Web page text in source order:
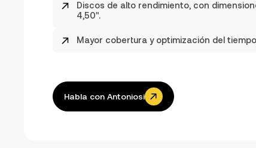
Discos de alto rendimiento, con
4,50".
Mayor cobertura y optimización del
Habla con Antoniosi